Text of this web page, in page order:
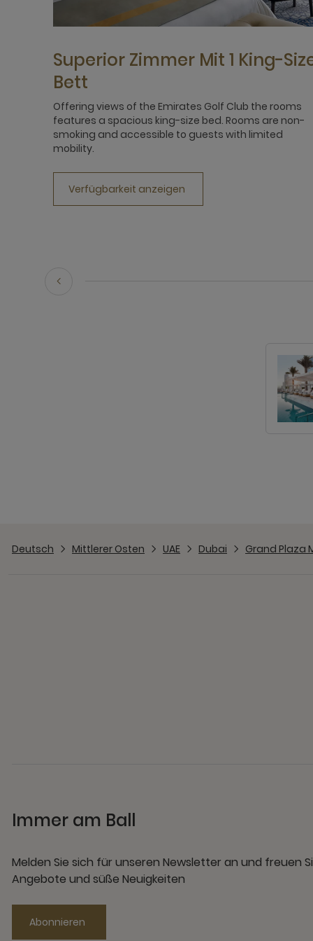
Superior Zimmer Mit 1 King-
Bett
Offering views of the Emirates Golf Club the rooms
features a spacious king-size bed. Rooms are non-
smoking and accessible to guests with limited
mobility.
Verfügbarkeit anzeigen
Deutsch Mittlerer Osten UAE Dubai Grand Plaza
Immer am Ball
Melden Sie sich für unseren Newsletter an und freuen
Angebote und süße Neuigkeiten
Abonnieren